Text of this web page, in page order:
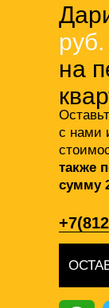
с нами
также
сумму
руб.
на